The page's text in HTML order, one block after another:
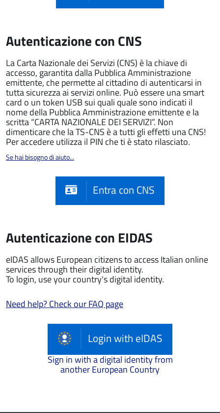
Autenticazione con CNS
La Carta Nazionale dei Servizi (CNS) è la chiave di
accesso, garantita dalla Pubblica Amministrazione
emittente, che permette al cittadino di autenticarsi in
tutta sicurezza ai servizi online. Può essere una smart
card o un token USB sui quali quale sono indicati il
nome della Pubblica Amministrazione emittente e la
scritta “CARTA NAZIONALE DEI SERVIZI”. Non
dimenticare che la TS-CNS è a tutti gli effetti una CNS!
Per accedere utilizza il PIN che ti è stato rilasciato.
Se hai bisogno di aiuto...
Entra con CNS
Autenticazione con EIDAS
eIDAS allows European citizens to access Italian online
services through their digital identity.
To login, use your country's digital identity.
Need help? Check our FAQ page
Login with eIDAS
Sign in with a digital identity from
another European Country